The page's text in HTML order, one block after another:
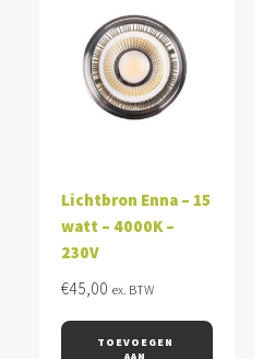
Lichtbron Enna – 15
watt – 4000K –
230V
€45,00 ex. BTW
TOEVOEGEN